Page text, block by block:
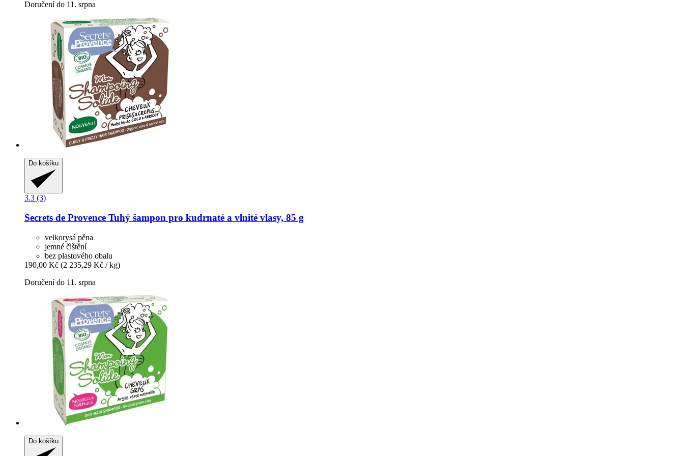
Doručení do 11. srpna
Do košíku
3.3 (3)
Secrets de Provence Tuhý šampon pro kudrnaté a vlnité vlasy, 85 g
velkorysá pěna
jemné čištění
bez plastového obalu
190,00 Kč (2 235,29 Kč / kg)
Doručení do 11. srpna
Do košíku